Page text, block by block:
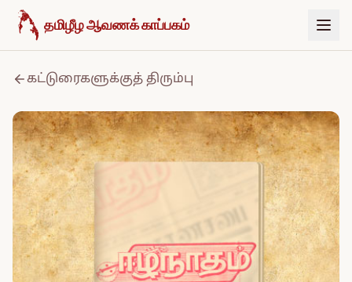
உள்ளடக்கத்திற்குச் செல்க
தமிழீழ ஆவணக் காப்பகம்
கட்டுரைகளுக்குத் திரும்பு